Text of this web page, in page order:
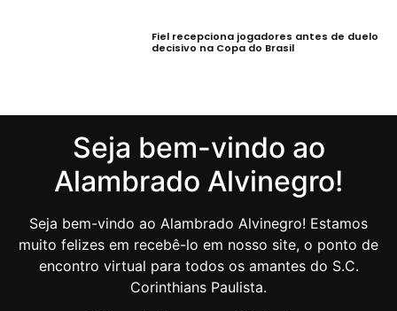
Fiel recepciona jogadores antes de duelo
decisivo na Copa do Brasil
Seja bem-vindo ao
Alambrado Alvinegro!
Seja bem-vindo ao Alambrado Alvinegro! Estamos
muito felizes em recebê-lo em nosso site, o ponto de
encontro virtual para todos os amantes do S.C.
Corinthians Paulista.